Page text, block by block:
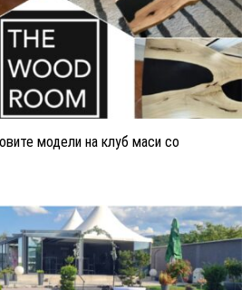
модели на клуб маси со